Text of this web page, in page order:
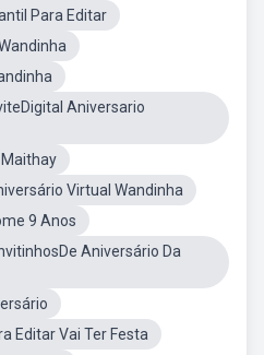
Para Editar
Aniversario
Virtual Wandinha
9 Anos
Aniversário Da
Editar Vai Ter Festa